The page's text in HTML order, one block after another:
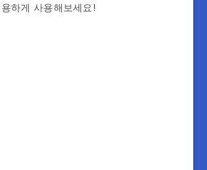
하게 사용해보세요!